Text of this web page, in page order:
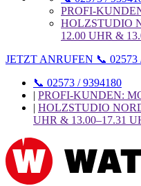
PROFI-
HOLZSTUDIO
12.00 UHR &
JETZT ANRUFEN 📞 02573
📞 02573 / 9394180
| PROFI-KUNDEN:
| HOLZSTUDIO
UHR & 13.00–17.31